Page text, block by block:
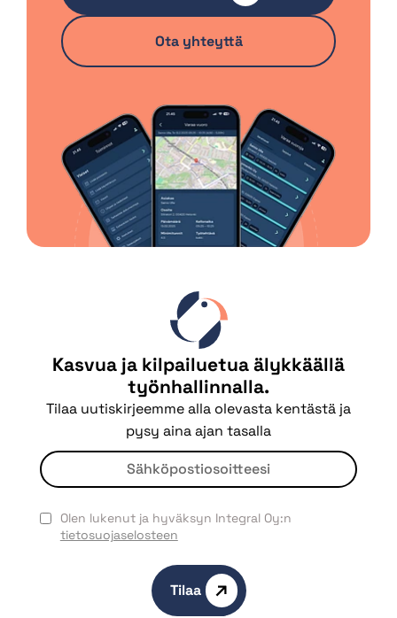
Ota yhteyttä
Kasvua ja kilpailuetua älykkäällä
työnhallinnalla.
Tilaa uutiskirjeemme alla olevasta kentästä ja
pysy aina ajan tasalla
Olen lukenut ja hyväksyn Integral Oy:n
tietosuojaselosteen
Tilaa